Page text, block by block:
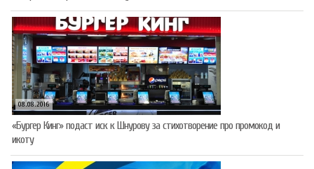
08.08.2016
«Бургер Кинг» подаст иск к Шнурову за стихотворение про промокод и
икоту